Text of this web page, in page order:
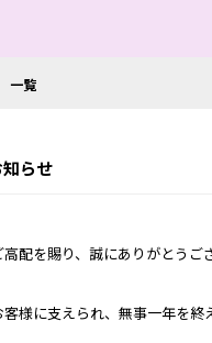
一覧
らせ
配を賜り、誠にありがとうご
様に支えられ、無事一年を終